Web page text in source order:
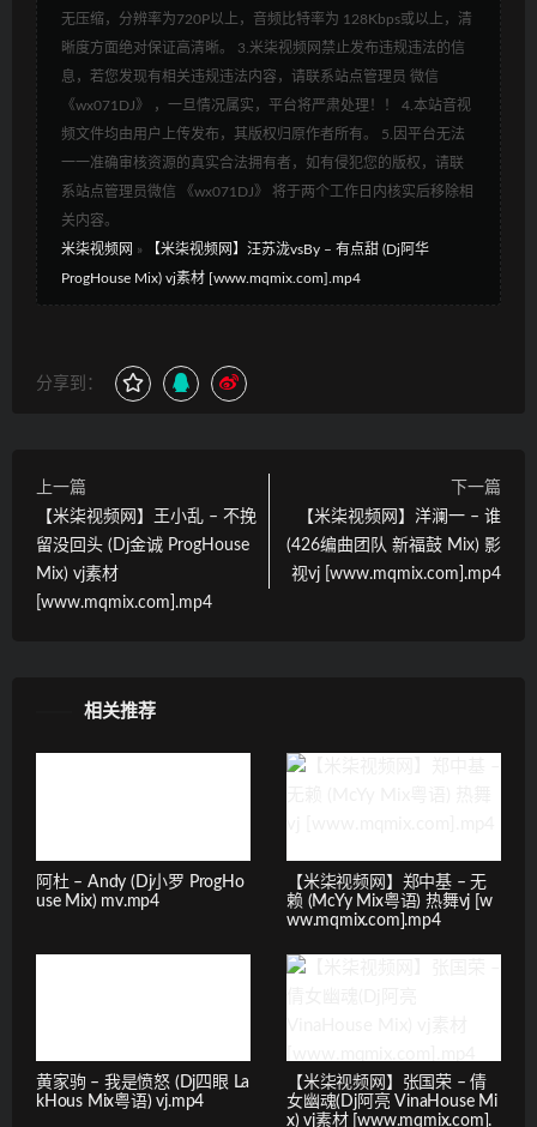
无压缩，分辨率为720P以上，音频比特率为 128Kbps或以上，清
晰度方面绝对保证高清晰。 3.米柒视频网禁止发布违规违法的信
息，若您发现有相关违规违法内容，请联系站点管理员 微信
《wx071DJ》 ，一旦情况属实，平台将严肃处理！！ 4.本站音视
频文件均由用户上传发布，其版权归原作者所有。 5.因平台无法
一一准确审核资源的真实合法拥有者，如有侵犯您的版权，请联
系站点管理员微信 《wx071DJ》 将于两个工作日内核实后移除相
关内容。
米柒视频网 »
【米柒视频网】汪苏泷vsBy – 有点甜 (Dj阿华
ProgHouse Mix) vj素材 [www.mqmix.com].mp4
分享到：
上一篇
【米柒视频网】王小乱 – 不挽
留没回头 (Dj金诚 ProgHouse
Mix) vj素材
[www.mqmix.com].mp4
下一篇
【米柒视频网】洋澜一 – 谁
(426编曲团队 新福鼓 Mix) 影
视vj [www.mqmix.com].mp4
相关推荐
阿杜 – Andy (Dj小罗 ProgHo
use Mix) mv.mp4
【米柒视频网】郑中基 – 无
赖 (McYy Mix粤语) 热舞vj [w
ww.mqmix.com].mp4
黄家驹 – 我是愤怒 (Dj四眼 La
kHous Mix粤语) vj.mp4
【米柒视频网】张国荣 – 倩
女幽魂(Dj阿亮 VinaHouse Mi
x) vj素材 [www.mqmix.com].